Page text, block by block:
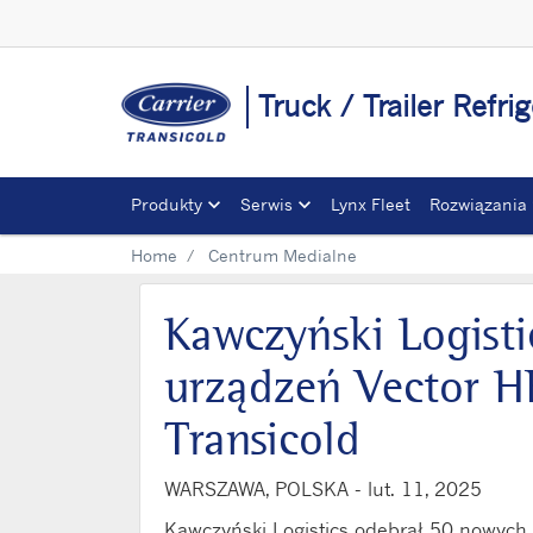
Truck / Trailer
Produkty Serwis Lynx Fleet Rozwiązania
Home Centrum Medialne
Kawczyński
urządzeń Vector
Transicold
WARSZAWA, POLSKA - lut. 11, 2025